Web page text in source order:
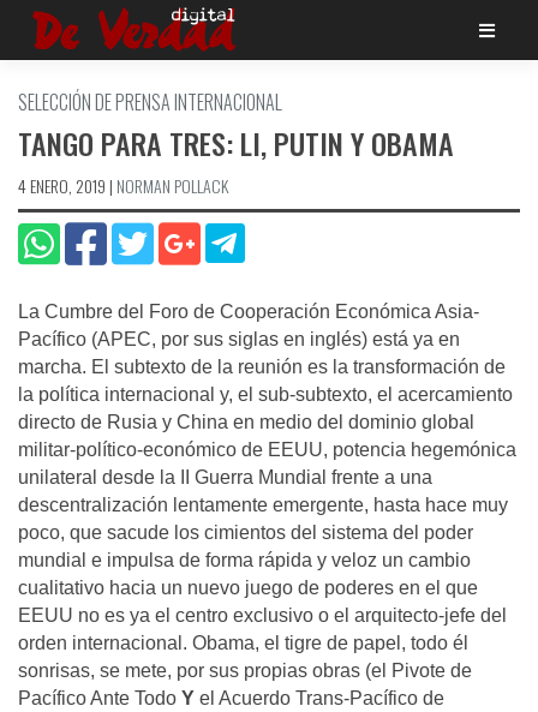
Saltar
SELECCIÓN DE PRENSA INTERNACIONAL
TANGO PARA TRES: LI, PUTIN Y OBAMA
4 ENERO, 2019 | NORMAN POLLACK
La Cumbre del Foro de Cooperación Económica Asia-
Pacífico (APEC, por sus siglas en inglés) está ya en
marcha. El subtexto de la reunión es la transformación de
la política internacional y, el sub-subtexto, el acercamiento
directo de Rusia y China en medio del dominio global
militar-político-económico de EEUU, potencia hegemónica
unilateral desde la II Guerra Mundial frente a una
descentralización lentamente emergente, hasta hace muy
poco, que sacude los cimientos del sistema del poder
mundial e impulsa de forma rápida y veloz un cambio
cualitativo hacia un nuevo juego de poderes en el que
EEUU no es ya el centro exclusivo o el arquitecto-jefe del
orden internacional. Obama, el tigre de papel, todo él
sonrisas, se mete, por sus propias obras (el Pivote de
Pacífico Ante Todo Y el Acuerdo Trans-Pacífico de